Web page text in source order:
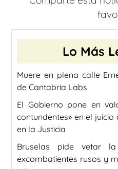
Lo Más
Muere en plena calle
de Cantabria Labs
El Gobierno pone en
contundentes» en el
en la Justicia
Bruselas pide vetar
excombatientes rusos y